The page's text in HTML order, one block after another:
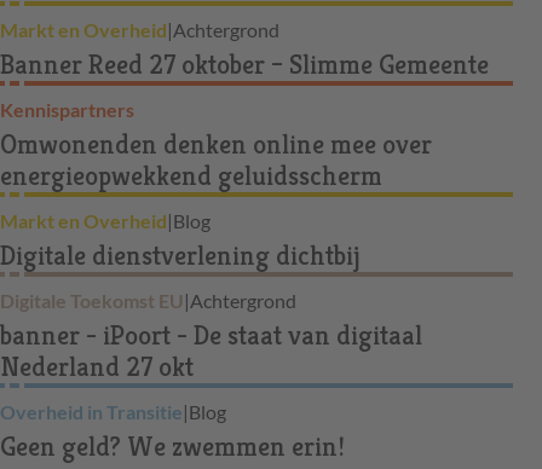
Markt en Overheid|Achtergrond
Banner Reed 27 oktober – Slimme Gemeente
Kennispartners
Omwonenden denken online mee over
energieopwekkend geluidsscherm
Markt en Overheid|Blog
Digitale dienstverlening dichtbij
Digitale Toekomst EU |Achtergrond
banner - iPoort - De staat van digitaal
Nederland 27 okt
Overheid in Transitie|Blog
Geen geld? We zwemmen erin!